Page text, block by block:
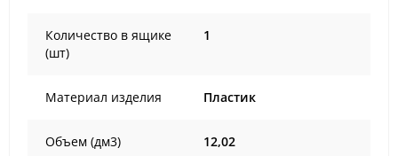
Количество в ящике
(шт)
1
Материал изделия Пластик
Объем (дм3) 12,02